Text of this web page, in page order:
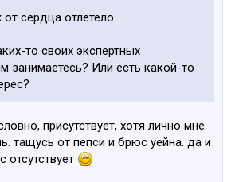
сердца отлетело.
то своих экспертных
занимаетесь? Или есть какой-то
присутствует, хотя лично мне
тащусь от пепси и брюс уейна. да и
отсутствует